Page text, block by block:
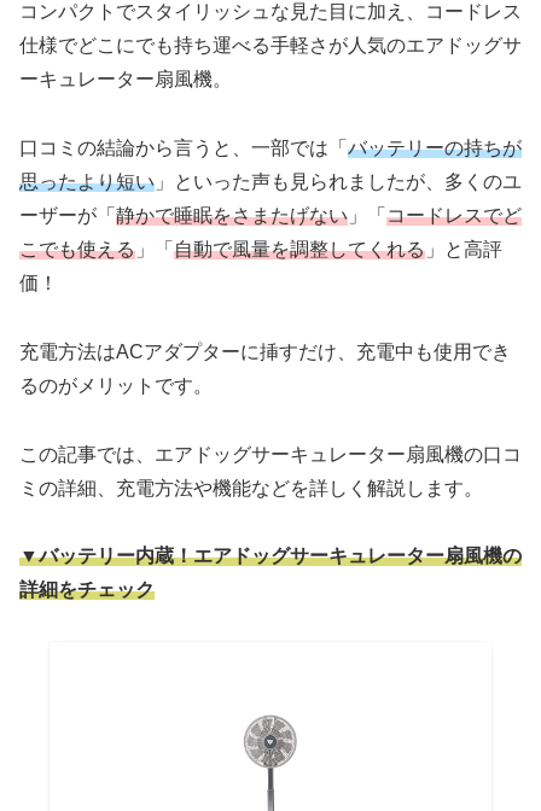
コンパクトでスタイリッシュな見た目に加え、コードレス
仕様でどこにでも持ち運べる手軽さが人気のエアドッグサ
ーキュレーター扇風機。
口コミの結論から言うと、一部では「 バッテリーの持ちが
思ったより短い 」といった声も見られましたが、多くのユ
ーザーが「 静かで睡眠をさまたげない 」「 コードレスでど
こでも使える 」「 自動で風量を調整してくれる 」と高評
価！
充電方法はACアダプターに挿すだけ、充電中も使用でき
るのがメリットです。
この記事では、エアドッグサーキュレーター扇風機の口コ
ミの詳細、充電方法や機能などを詳しく解説します。
▼バッテリー内蔵！エアドッグサーキュレーター扇風機の
詳細をチェック